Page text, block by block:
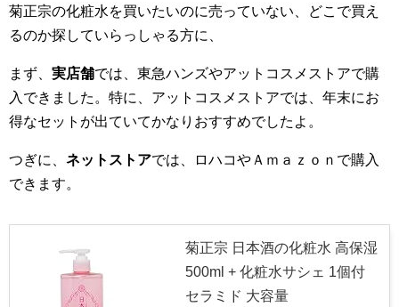
菊正宗の化粧水を買いたいのに売っていない、どこで買え
るのか探していらっしゃる方に、
まず、 実店舗では、東急ハンズやアットコスメストアで購
入できました。特に、アットコスメストアでは、年末にお
得なセットが出ていてかなりおすすめでしたよ。
つぎに、 ネットストアでは、ロハコやＡｍａｚｏｎで購入
できます。
菊正宗 日本酒の化粧水 高保湿
500ml + 化粧水サシェ 1個付
セラミド 大容量